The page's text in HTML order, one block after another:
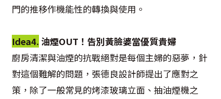
門的推移作機能性的轉換與使用。
Idea4. 油煙OUT！告別黃臉婆當優質貴婦
廚房清潔與油煙的抗戰絕對是每個主婦的惡夢，針
對這個難解的問題，張德良設計師提出了應對之
策，除了一般常見的烤漆玻璃立面、抽油煙機之